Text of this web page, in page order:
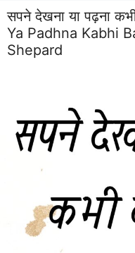
सपने देखना या पढ़ना
Ya Padhna Kabhi
Shepard